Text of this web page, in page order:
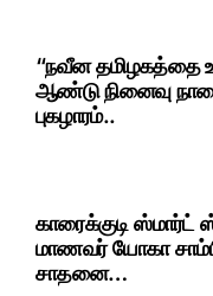
“நவீன தமிழகத்தை
ஆண்டு நினைவு
புகழாரம்..
காரைக்குடி ஸ்மார்ட்
மாணவர் யோகா
சாதனை…